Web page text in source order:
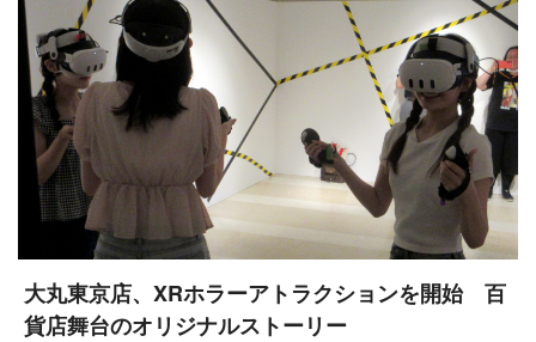
大丸東京店、XRホラーアトラクションを開始 百
貨店舞台のオリジナルストーリー